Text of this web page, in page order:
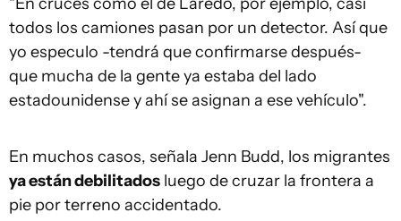
"En cruces como el de Laredo, por ejemplo, casi
todos los camiones pasan por un detector. Así que
yo especulo -tendrá que confirmarse después-
que mucha de la gente ya estaba del lado
estadounidense y ahí se asignan a ese vehículo".
En muchos casos, señala Jenn Budd, los migrantes
ya están debilitados luego de cruzar la frontera a
pie por terreno accidentado.